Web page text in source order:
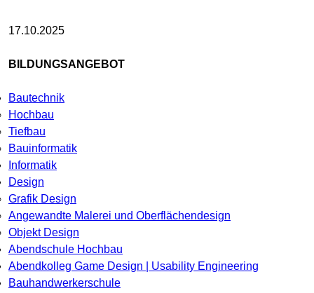
17.10.2025
BILDUNGSANGEBOT
Bautechnik
Hochbau
Tiefbau
Bauinformatik
Informatik
Design
Grafik Design
Angewandte Malerei und Oberflächendesign
Objekt Design
Abendschule Hochbau
Abendkolleg Game Design | Usability Engineering
Bauhandwerkerschule